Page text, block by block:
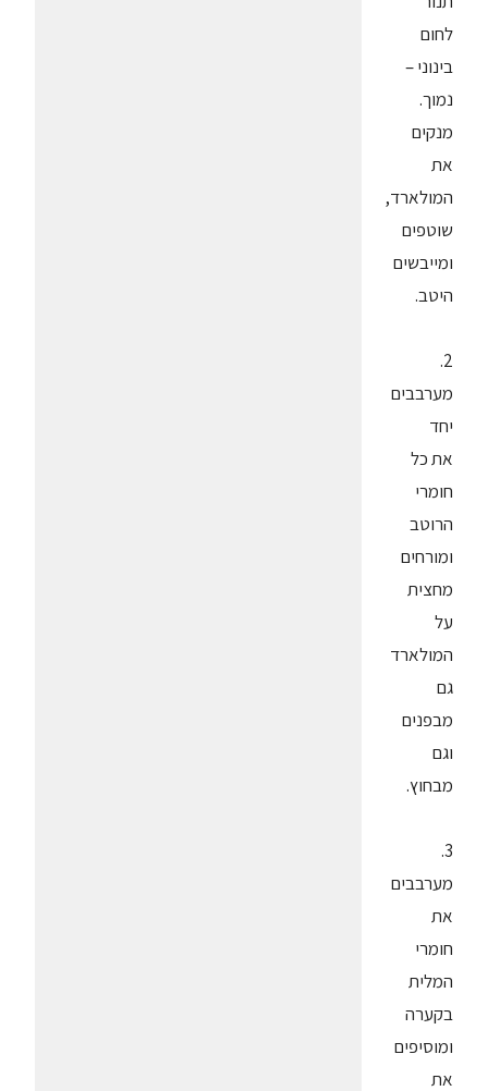
לחום
בינוני –
נמוך.
מנקים
את
המולארד,
שוטפים
ומייבשים
היטב.
2.
מערבבים
יחד
את כל
חומרי
הרוטב
ומורחים
מחצית
על
המולארד
גם
מבפנים
וגם
מבחוץ.
3.
מערבבים
את
חומרי
המלית
בקערה
ומוסיפים
את